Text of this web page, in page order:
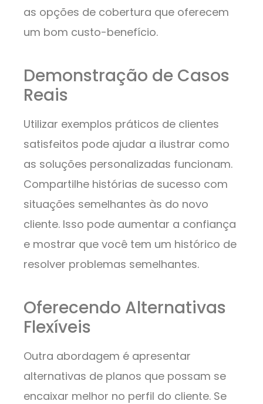
as opções de cobertura que oferecem
um bom custo-benefício.
Demonstração de Casos
Reais
Utilizar exemplos práticos de clientes
satisfeitos pode ajudar a ilustrar como
as soluções personalizadas funcionam.
Compartilhe histórias de sucesso com
situações semelhantes às do novo
cliente. Isso pode aumentar a confiança
e mostrar que você tem um histórico de
resolver problemas semelhantes.
Oferecendo Alternativas
Flexíveis
Outra abordagem é apresentar
alternativas de planos que possam se
encaixar melhor no perfil do cliente. Se